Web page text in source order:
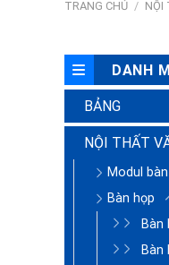
TRANG CHỦ / NỘI
DANH
BẢNG
NỘI THẤT
Modul
Bàn họp
Bàn
Bàn